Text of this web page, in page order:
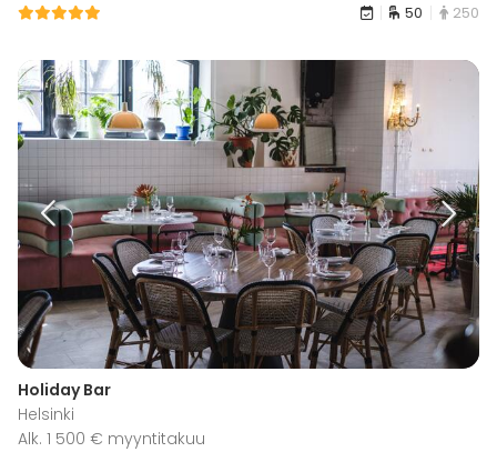
50 250
Holiday Bar
Helsinki
Alk. 1 500 € myyntitakuu